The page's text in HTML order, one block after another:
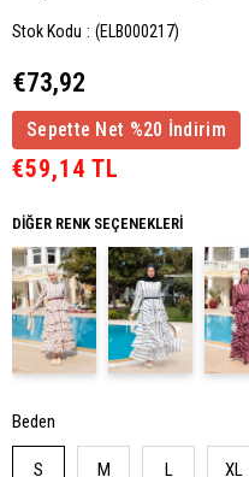
Stok Kodu (ELB000217)
€73,92
Sepette Net %20 İndirim
€59,14 TL
DIĞER RENK SEÇENEKLERI
Beden
S M L XL